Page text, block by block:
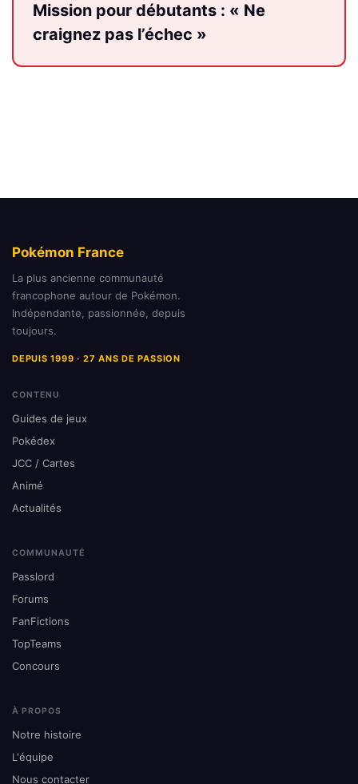
Mission pour débutants : « Ne
craignez pas l’échec »
Pokémon France
La plus ancienne communauté
francophone autour de Pokémon.
Indépendante, passionnée, depuis
toujours.
DEPUIS 1999 · 27 ANS DE PASSION
CONTENU
Guides de jeux
Pokédex
JCC / Cartes
Animé
Actualités
COMMUNAUTÉ
Passlord
Forums
FanFictions
TopTeams
Concours
À PROPOS
Notre histoire
L'équipe
Nous contacter